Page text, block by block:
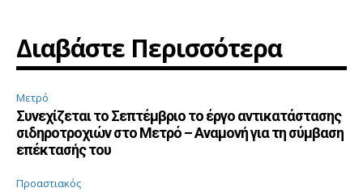
Διαβάστε Περισσότερα
Μετρό
Συνεχίζεται το Σεπτέμβριο το έργο αντικατάστασης
σιδηροτροχιών στο Μετρό – Αναμονή για τη σύμβαση
επέκτασής του
Προαστιακός